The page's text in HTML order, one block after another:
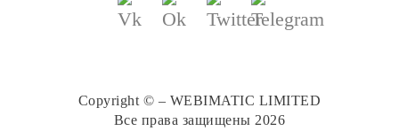
Copyright © – WEBIMATIC LIMITED
Все права защищены 2026